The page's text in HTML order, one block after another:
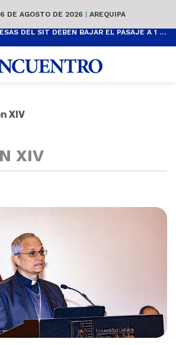
DE AGOSTO DE 2026 | AREQUIPA
AREQUIPA: SEIS EMPRESAS DEL SIT DEBEN BAJAR EL PASAJE A 1 SOL
XIV
XIV